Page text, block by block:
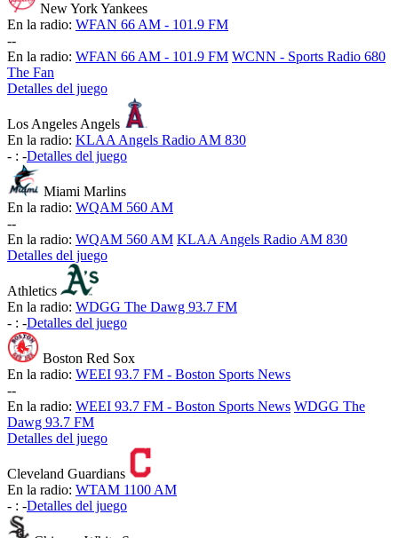
New York Yankees
En la radio: WFAN 66 AM - 101.9 FM
--
En la radio: WFAN 66 AM - 101.9 FM WCNN - Sports Radio 680
The Fan
Detalles del juego
Los Angeles Angels
En la radio: KLAA Angels Radio AM 830
- : -Detalles del juego
Miami Marlins
En la radio: WQAM 560 AM
--
En la radio: WQAM 560 AM KLAA Angels Radio AM 830
Detalles del juego
Athletics
En la radio: WDGG The Dawg 93.7 FM
- : -Detalles del juego
Boston Red Sox
En la radio: WEEI 93.7 FM - Boston Sports News
--
En la radio: WEEI 93.7 FM - Boston Sports News WDGG The
Dawg 93.7 FM
Detalles del juego
Cleveland Guardians
En la radio: WTAM 1100 AM
- : -Detalles del juego